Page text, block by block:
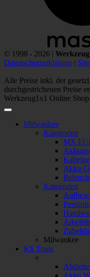
© 1998 - 2026 |
Datenschutzerklärung |
Alle Preise inkl. der
durchgestrichenen Preise
Werkzeug1x1 Online Shop.
Milwaukee
Kategorien
MX
Akku-
Kategorien
Zubehör
Milwaukee
KS Tools